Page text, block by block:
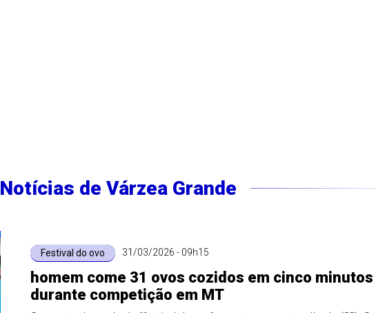
Notícias de Várzea Grande
Festival do ovo 31/03/2026 - 09h15
homem come 31 ovos cozidos em cinco minutos
durante competição em MT